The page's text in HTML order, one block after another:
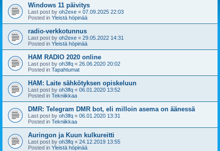
Windows 11 päivitys
Last post by oh2exe « 07.09.2025 22:03
Posted in Yleistä höpinää
radio-verkkotunnus
Last post by oh2exe « 29.05.2022 14:31
Posted in Yleistä höpinää
HAM RADIO 2020 online
Last post by oh3lfq « 26.06.2020 20:02
Posted in Tapahtumat
HAM: Laite sähkötyksen opiskeluun
Last post by oh3lfq « 06.01.2020 13:52
Posted in Tekniikkaa
DMR: Telegram DMR bot, eli milloin asema on äänessä
Last post by oh3lfq « 06.01.2020 13:31
Posted in Tekniikkaa
Auringon ja Kuun kulkureitti
Last post by oh3lfq « 24.12.2019 13:55
Posted in Yleistä höpinää